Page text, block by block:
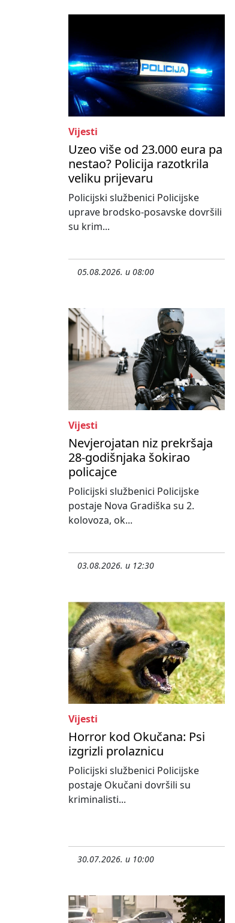
Vijesti
Uzeo više od 23.000 eura pa
nestao? Policija razotkrila
veliku prijevaru
Policijski službenici Policijske
uprave brodsko-posavske dovršili
su krim...
05.08.2026. u 08:00
Vijesti
Nevjerojatan niz prekršaja
28-godišnjaka šokirao
policajce
Policijski službenici Policijske
postaje Nova Gradiška su 2.
kolovoza, ok...
03.08.2026. u 12:30
Vijesti
Horror kod Okučana: Psi
izgrizli prolaznicu
Policijski službenici Policijske
postaje Okučani dovršili su
kriminalisti...
30.07.2026. u 10:00